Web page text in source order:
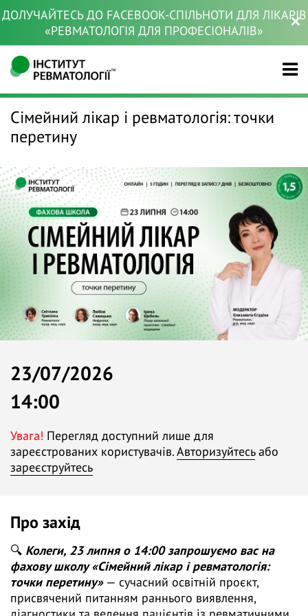
ДОЛУЧАЙТЕСЬ ДО FACEBOOK-СПІЛЬНОТИ ДЛЯ ЛІКАРІВ
«РЕВМАТОЛОГІЯ ДЛЯ ПРОФЕСІОНАЛІВ»
Сімейний лікар і ревматологія: точки
перетину
23/07/2026
14:00
Увага! Перегляд доступний лише для
зареєстрованих користувачів.Авторизуйтесьабо
зареєструйтесь
Про захід
🔍 Колеги, 23 липня о 14:00 запрошуємо вас на
фахову школу «Сімейний лікар і ревматологія:
точки перетину»— сучасний освітній проєкт,
присвячений питанням раннього виявлення,